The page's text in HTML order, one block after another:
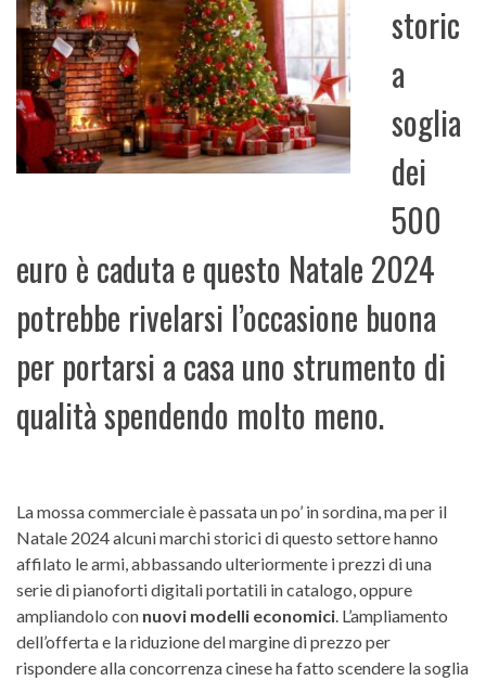
storic
a
soglia
dei
500
euro è caduta e questo Natale 2024
potrebbe rivelarsi l’occasione buona
per portarsi a casa uno strumento di
qualità spendendo molto meno.
La mossa commerciale è passata un po’ in sordina, ma per il
Natale 2024 alcuni marchi storici di questo settore hanno
affilato le armi, abbassando ulteriormente i prezzi di una
serie di pianoforti digitali portatili in catalogo, oppure
ampliandolo con nuovi modelli economici . L’ampliamento
dell’offerta e la riduzione del margine di prezzo per
rispondere alla concorrenza cinese ha fatto scendere la soglia